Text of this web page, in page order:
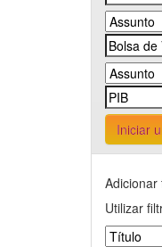
Iniciar
Adicionar
Utilizar